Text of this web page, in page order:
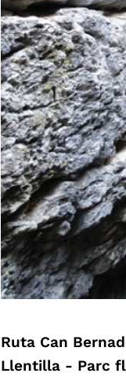
Ruta Can
Llentilla - Parc